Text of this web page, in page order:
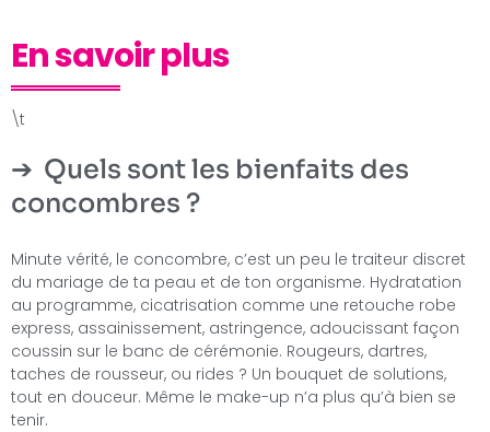
En savoir plus
\t
Quels sont les bienfaits des
concombres ?
Minute vérité, le concombre, c’est un peu le traiteur discret
du mariage de ta peau et de ton organisme. Hydratation
au programme, cicatrisation comme une retouche robe
express, assainissement, astringence, adoucissant façon
coussin sur le banc de cérémonie. Rougeurs, dartres,
taches de rousseur, ou rides ? Un bouquet de solutions,
tout en douceur. Même le make-up n’a plus qu’à bien se
tenir.